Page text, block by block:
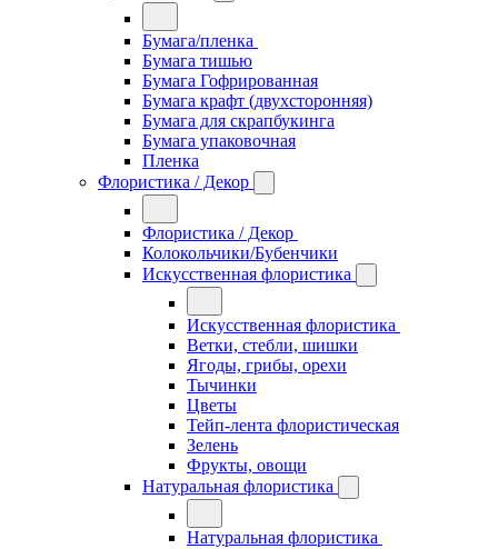
Бумага/пленка
Бумага тишью
Бумага Гофрированная
Бумага крафт (двухсторонняя)
Бумага для скрапбукинга
Бумага упаковочная
Пленка
Флористика / Декор
Флористика / Декор
Колокольчики/Бубенчики
Искусственная флористика
Искусственная флористика
Ветки, стебли, шишки
Ягоды, грибы, орехи
Тычинки
Цветы
Тейп-лента флористическая
Зелень
Фрукты, овощи
Натуральная флористика
Натуральная флористика